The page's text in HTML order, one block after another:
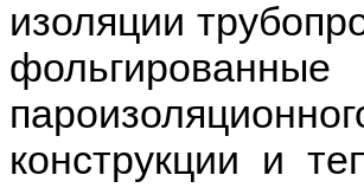
изоляции
конструкции и